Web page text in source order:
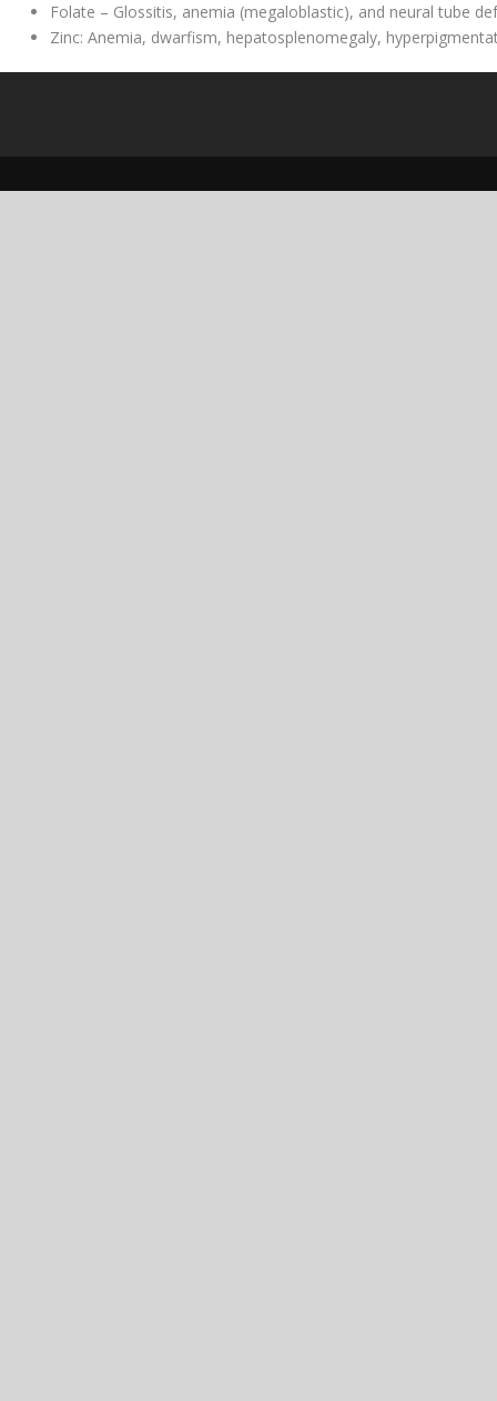
Folate – Glossitis, anemia (megaloblastic), and neural tube
Zinc: Anemia, dwarfism, hepatosplenomegaly,